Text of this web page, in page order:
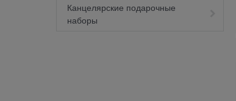
Канцелярские подарочные
наборы